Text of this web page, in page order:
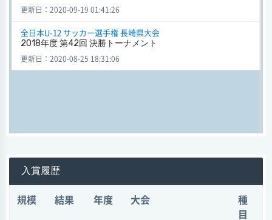
グ 決勝トーナメント
土井首サッカースポーツ
少年団
1 - 1
会場 とぎつ海と緑の運動公園[長崎県]
更新日：2020-09-19 01:41:26
全日本U-12 サッカー選手権 長崎県大会
2018年度 第42回 決勝トーナメント
更新日：2020-08-25 18:31:06
入賞履歴
規模 結果 年度 大会
種
目